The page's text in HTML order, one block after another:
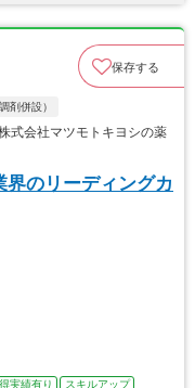
保存する
剤併設）
式会社マツモトキヨシの薬
界のリーディングカ
実績有り スキルアップ